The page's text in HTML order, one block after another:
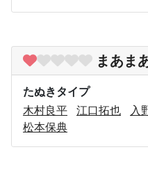
まあま
たぬきタイプ
木村良平
江口拓也 入
松本保典